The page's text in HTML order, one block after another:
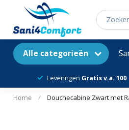
Alle categorieën
Leveringen Gratis v.a. 100
Home / Douchecabine Zwart met